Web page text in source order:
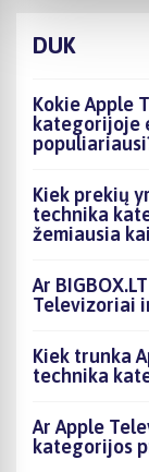
DUK
Kokie Apple
kategorijoje
Kiek prekių
technika
žemiausia
Ar
Televizoriai
Kiek trunka
technika
Ar Apple
kategorijos